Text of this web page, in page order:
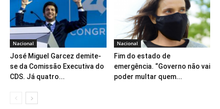
Nacional
José Miguel Garcez demite-
se da Comissão Executiva do
CDS. Já quatro...
Nacional
Fim do estado de
emergência. “Governo não vai
poder multar quem...